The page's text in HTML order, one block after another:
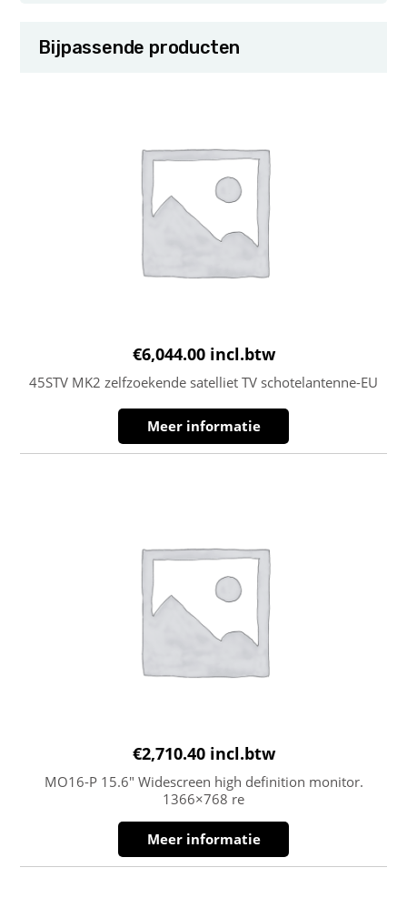
Bijpassende producten
€6,044.00 incl.btw
45STV MK2 zelfzoekende satelliet TV schotelantenne-EU
Meer informatie
€2,710.40 incl.btw
MO16-P 15.6″ Widescreen high definition monitor.
1366×768 re
Meer informatie